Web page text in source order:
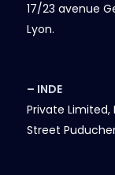
17/23 avenue
Lyon.
– INDE
Private Limited,
Street